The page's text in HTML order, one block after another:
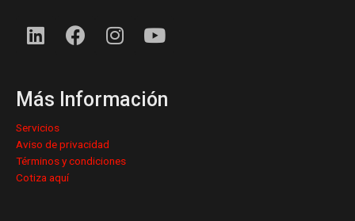
L
i
e
d
i
n
F
a
b
o
k
I
n
a
a
Y
o
u
Más Información
Servicios
Aviso de privacidad
Términos y condiciones
Cotiza aquí